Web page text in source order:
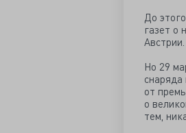
До
газет о
Австрии.
Но 29
от
о
тем,